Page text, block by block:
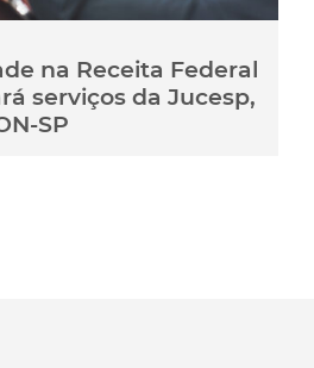
na Receita Federal
serviços da Jucesp,
SP